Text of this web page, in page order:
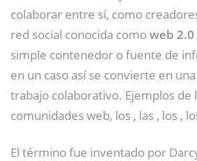
colaborar entre sí, como
red social conocida comoweb 2.0
simple contenedor o fuente de
en un caso así se convierte en
trabajo colaborativo. Ejemplos de
comunidades web, los , las , los ,
El término fue inventado por